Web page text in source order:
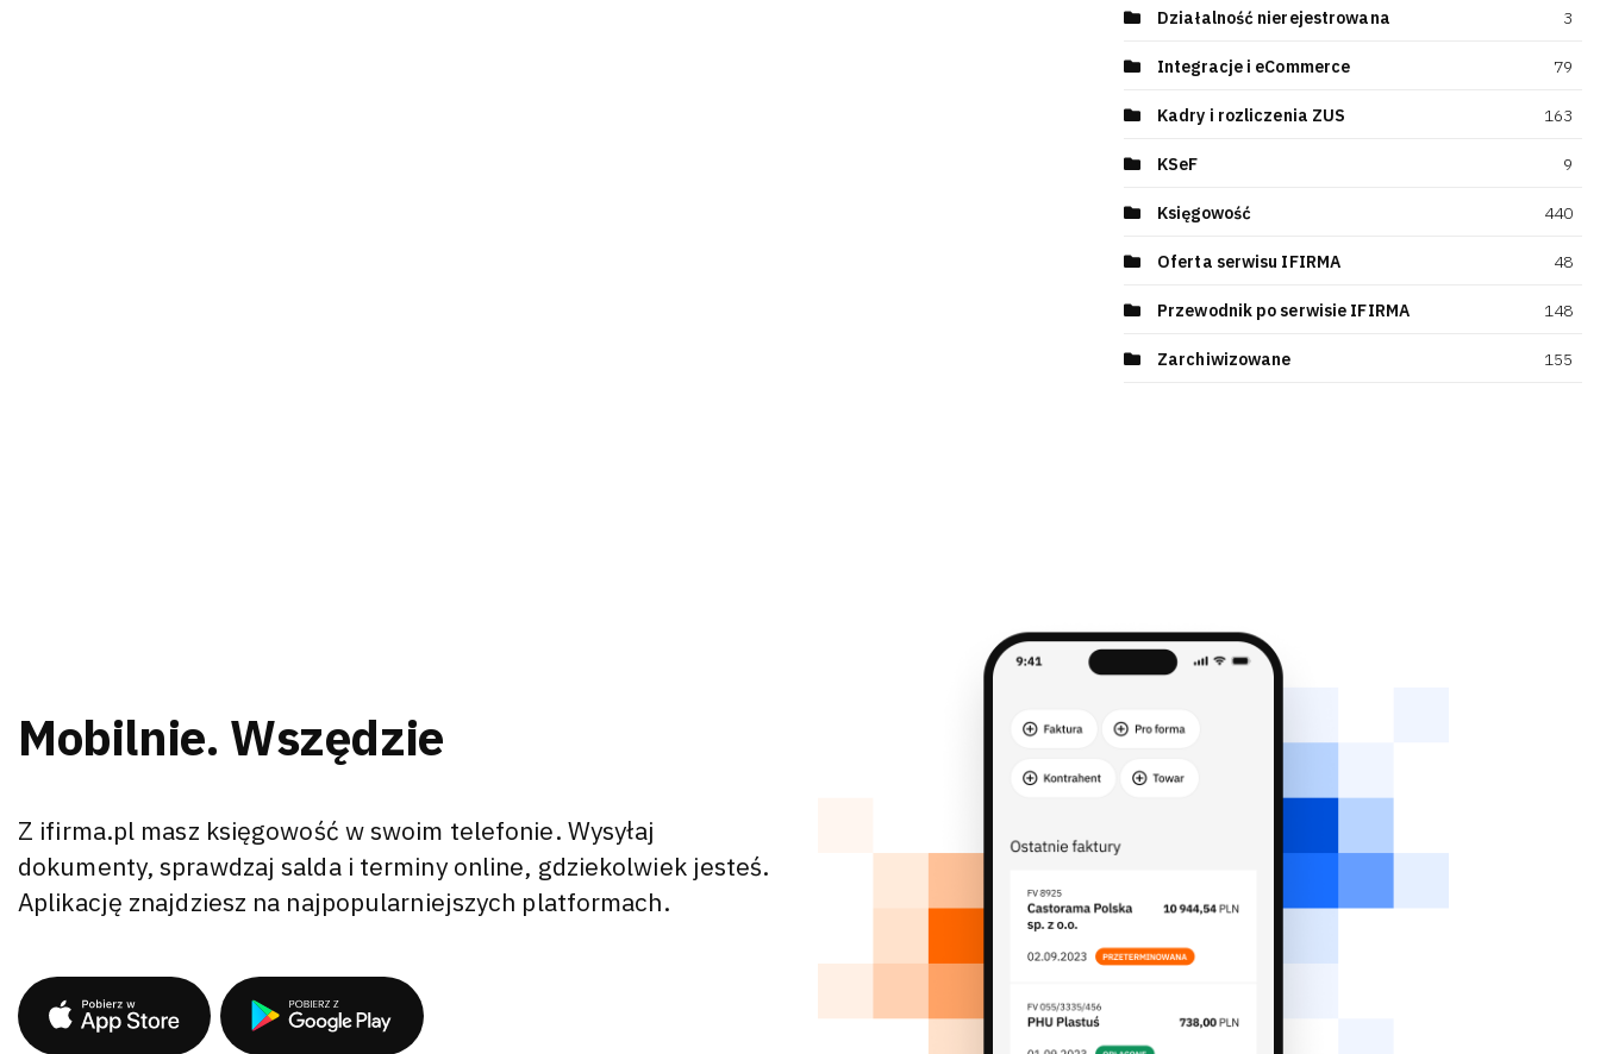
Działalność nierejestrowana 3
Integracje i eCommerce 79
Kadry i rozliczenia ZUS 163
KSeF 9
Księgowość 440
Oferta serwisu IFIRMA 48
Przewodnik po serwisie IFIRMA 148
Zarchiwizowane 155
Mobilnie. Wszędzie
Z ifirma.pl masz księgowość w swoim telefonie. Wysyłaj
dokumenty, sprawdzaj salda i terminy online, gdziekolwiek jesteś.
Aplikację znajdziesz na najpopularniejszych platformach.